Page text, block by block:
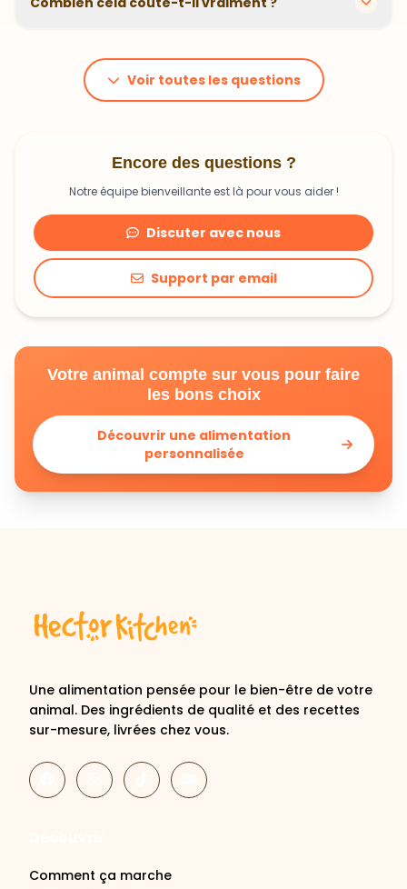
animal. En moyenne, comptez 1,20€ à 1,99€ par jour.
C'est un investissement dans sa santé qui peut vous
faire économiser en frais vétérinaires !
Voir toutes les questions
Encore des questions ?
Notre équipe bienveillante est là pour vous aider !
Discuter avec nous
Support par email
Votre animal compte sur vous pour faire
les bons choix
Découvrir une alimentation
personnalisée
Une alimentation pensée pour le bien-être de votre
animal. Des ingrédients de qualité et des recettes
sur-mesure, livrées chez vous.
Comment ça marche